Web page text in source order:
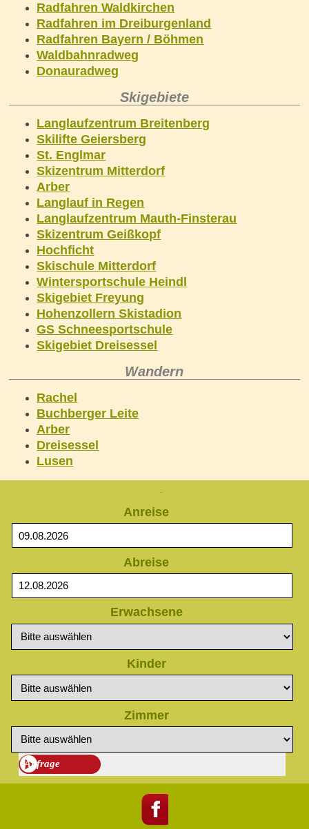
Radfahren Waldkirchen
Radfahren im Dreiburgenland
Radfahren Bayern / Böhmen
Waldbahnradweg
Donauradweg
Skigebiete
Langlaufzentrum Breitenberg
Skilifte Geiersberg
St. Englmar
Skizentrum Mitterdorf
Arber
Langlauf in Regen
Langlaufzentrum Mauth-Finsterau
Skizentrum Geißkopf
Hochficht
Skischule Mitterdorf
Wintersportschule Heindl
Skigebiet Freyung
Hohenzollern Skistadion
GS Schneesportschule
Skigebiet Dreisessel
Wandern
Rachel
Buchberger Leite
Arber
Dreisessel
Lusen
Anreise
Abreise
Erwachsene
Kinder
Zimmer